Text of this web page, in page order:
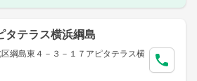
タテラス横浜綱島
綱島東４－３－１７アピタテラス横